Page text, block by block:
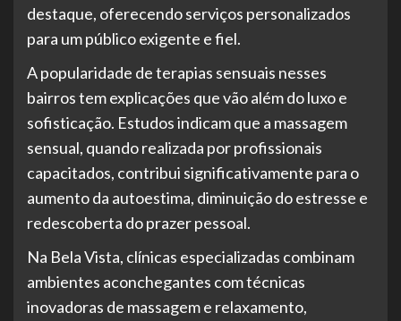
destaque, oferecendo serviços personalizados
para um público exigente e fiel.
A popularidade de terapias sensuais nesses
bairros tem explicações que vão além do luxo e
sofisticação. Estudos indicam que a massagem
sensual, quando realizada por profissionais
capacitados, contribui significativamente para o
aumento da autoestima, diminuição do estresse e
redescoberta do prazer pessoal.
Na Bela Vista, clínicas especializadas combinam
ambientes aconchegantes com técnicas
inovadoras de massagem e relaxamento,